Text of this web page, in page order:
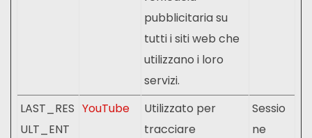
pubblicitaria su
tutti i siti web che
utilizzano i loro
servizi.
LAST_RES
ULT_ENT
YouTube
Utilizzato per
tracciare
Sessio
ne